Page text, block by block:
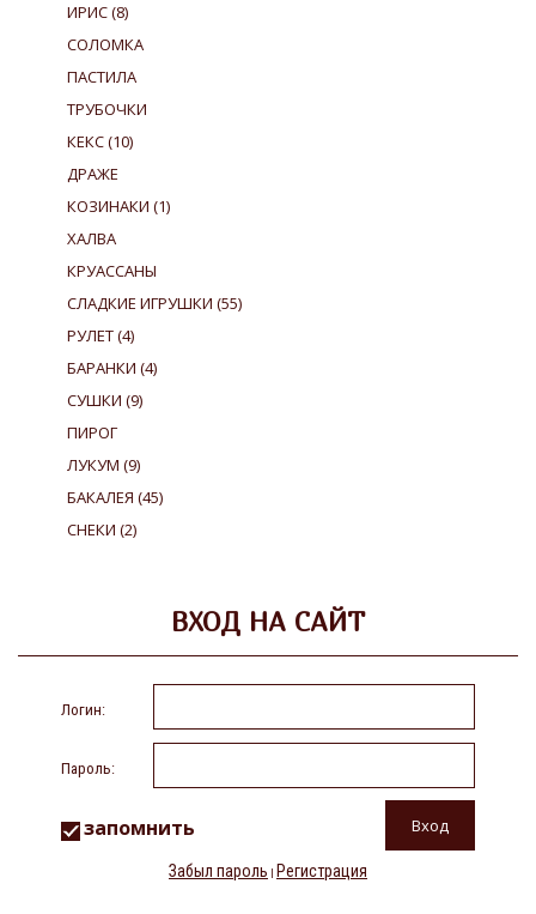
ИРИС(8)
СОЛОМКА
ПАСТИЛА
ТРУБОЧКИ
КЕКС(10)
ДРАЖЕ
КОЗИНАКИ (1)
ХАЛВА
КРУАССАНЫ
СЛАДКИЕ ИГРУШКИ (55)
РУЛЕТ(4)
БАРАНКИ (4)
СУШКИ (9)
ПИРОГ
ЛУКУМ (9)
БАКАЛЕЯ (45)
СНЕКИ (2)
ВХОД НА САЙТ
Логин:
Пароль:
запомнить
Забыл пароль | Регистрация